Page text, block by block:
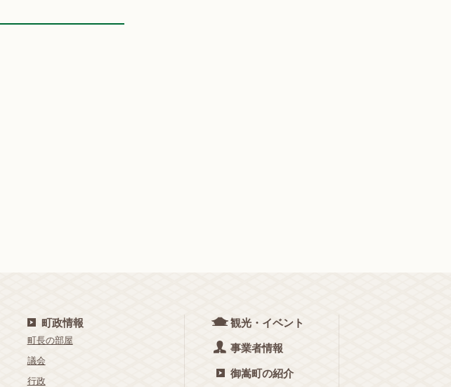
町政情報
町長の部屋
議会
行政
観光・イベント
事業者情報
御嵩町の紹介